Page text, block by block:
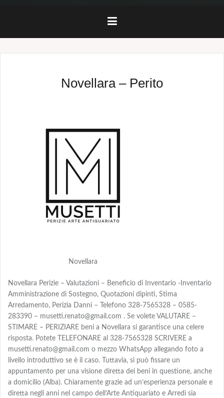
Novellara – Perito
Novellara
Novellara Perizie – Valutazioni – Beneficio di Inventario -Inventario
Amministrazione di Sostegno, Quotazioni dipinti, Stima
Arredamento, Perizia Danni – Telefono 328-7565328 – 0585-
283390 – musetti.renato@gmail.com . Se volete VALUTARE –
STIMARE – PERIZIARE beni a Novellara si garantisce una celere
risposta. Potete TELEFONARE al 328-7565328 SCRIVERE a
musetti.renato@gmail.com o mezzo WhatsApp allegando foto a
livello introduttivo se è il caso. Tuttavia, si può fissare un
appuntamento per una visione diretta dei beni in questione, anche
a domicilio (Alba). Chiaramente grazie ad un’esperienza personale e
diretta negli anni nel campo dell’Arte Antiquariato e Arredi sia